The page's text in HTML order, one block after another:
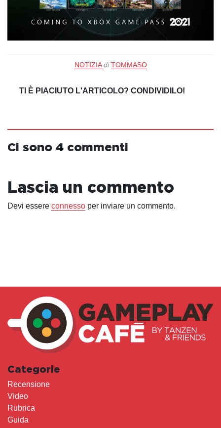
NOTIZIA di TOMMASO
TI È PIACIUTO L'ARTICOLO? CONDIVIDILO!
Ci sono 4 commenti
Lascia un commento
Devi essere connesso per inviare un commento.
Categorie
Recensione
Video
Rubrica
Guida